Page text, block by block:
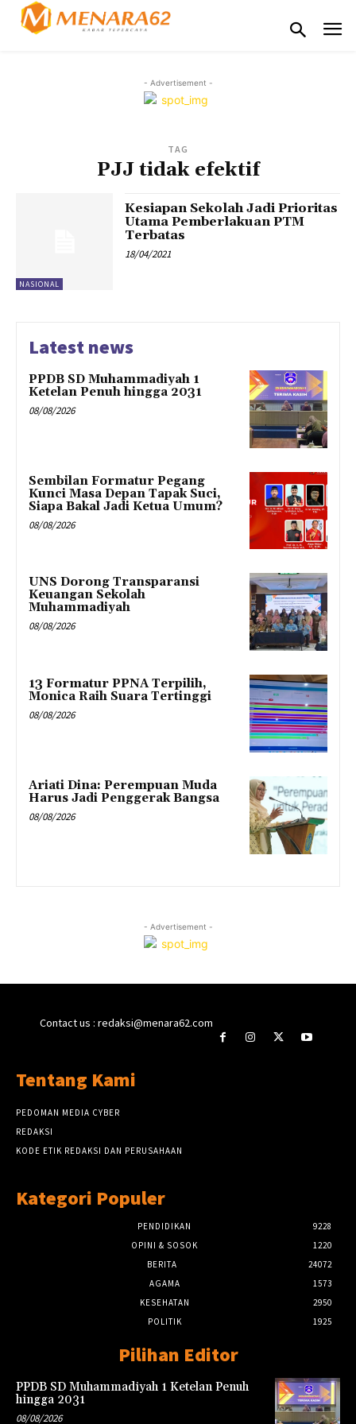
- Advertisement -
TAG
PJJ tidak efektif
NASIONAL
Kesiapan Sekolah Jadi Prioritas
Utama Pemberlakuan PTM
Terbatas
18/04/2021
Latest news
PPDB SD Muhammadiyah 1
Ketelan Penuh hingga 2031
08/08/2026
Sembilan Formatur Pegang
Kunci Masa Depan Tapak Suci,
Siapa Bakal Jadi Ketua Umum?
08/08/2026
UNS Dorong Transparansi
Keuangan Sekolah
Muhammadiyah
08/08/2026
13 Formatur PPNA Terpilih,
Monica Raih Suara Tertinggi
08/08/2026
Ariati Dina: Perempuan Muda
Harus Jadi Penggerak Bangsa
08/08/2026
- Advertisement -
Contact us : redaksi@menara62.com
Tentang Kami
PEDOMAN MEDIA CYBER
REDAKSI
KODE ETIK REDAKSI DAN PERUSAHAAN
Kategori Populer
PENDIDIKAN
9228
OPINI & SOSOK
1220
BERITA
24072
AGAMA
1573
KESEHATAN
2950
POLITIK
1925
Pilihan Editor
PPDB SD Muhammadiyah 1 Ketelan Penuh
hingga 2031
08/08/2026